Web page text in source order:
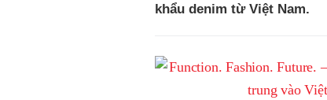
khẩu denim từ Việt Nam.